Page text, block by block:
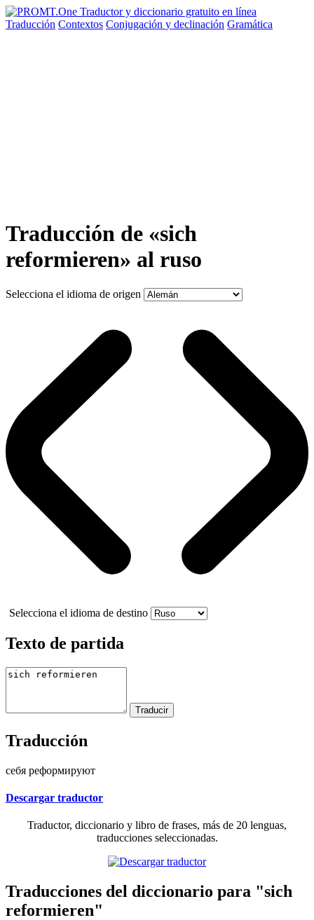
Traducción Contextos Conjugación y declinación Gramática
Traducción de «sich
reformieren» al ruso
Selecciona el idioma de origen
Selecciona el idioma de destino
Texto de partida
Traducción
себя реформируют
Descargar traductor
Traductor, diccionario y libro de frases, más de 20 lenguas,
traducciones seleccionadas.
Traducciones del diccionario para "sich
reformieren"